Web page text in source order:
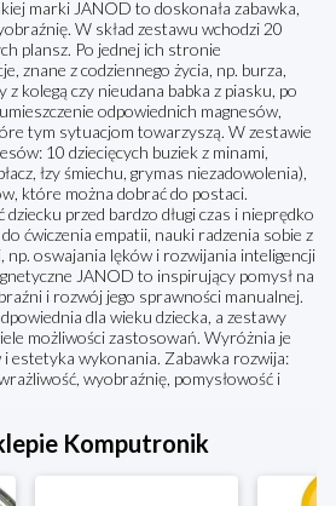
marki JANOD to doskonała zabawka,
W skład zestawu wchodzi 20
plansz. Po jednej ich stronie
znane z codziennego życia, np. burza,
z kolegą czy nieudana babka z piasku, po
odpowiednich magnesów,
tym sytuacjom towarzyszą. W zestawie
10 dziecięcych buziek z minami,
łzy śmiechu, grymas niezadowolenia),
które można dobrać do postaci.
dziecku przed bardzo długi czas i nieprędko
ćwiczenia empatii, nauki radzenia sobie z
np. oswajania lęków i rozwijania inteligencji
JANOD to inspirujący pomysł na
i rozwój jego sprawności manualnej.
dla wieku dziecka, a zestawy
możliwości zastosowań. Wyróżnia je
estetyka wykonania. Zabawka rozwija:
wyobraźnię, pomysłowość i
Komputronik